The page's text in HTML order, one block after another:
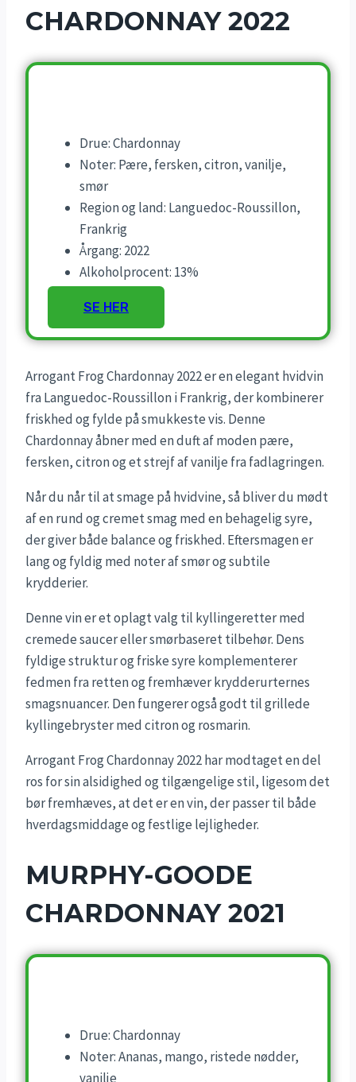
CHARDONNAY 2022
Drue: Chardonnay
Noter: Pære, fersken, citron, vanilje,
smør
Region og land: Languedoc-Roussillon,
Frankrig
Årgang: 2022
Alkoholprocent: 13%
SE HER
Arrogant Frog Chardonnay 2022 er en elegant hvidvin
fra Languedoc-Roussillon i Frankrig, der kombinerer
friskhed og fylde på smukkeste vis. Denne
Chardonnay åbner med en duft af moden pære,
fersken, citron og et strejf af vanilje fra fadlagringen.
Når du når til at smage på hvidvine, så bliver du mødt
af en rund og cremet smag med en behagelig syre,
der giver både balance og friskhed. Eftersmagen er
lang og fyldig med noter af smør og subtile
krydderier.
Denne vin er et oplagt valg til kyllingeretter med
cremede saucer eller smørbaseret tilbehør. Dens
fyldige struktur og friske syre komplementerer
fedmen fra retten og fremhæver krydderurternes
smagsnuancer. Den fungerer også godt til grillede
kyllingebryster med citron og rosmarin.
Arrogant Frog Chardonnay 2022 har modtaget en del
ros for sin alsidighed og tilgængelige stil, ligesom det
bør fremhæves, at det er en vin, der passer til både
hverdagsmiddage og festlige lejligheder.
MURPHY-GOODE
CHARDONNAY 2021
Drue: Chardonnay
Noter: Ananas, mango, ristede nødder,
vanilje